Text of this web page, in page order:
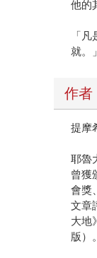
他的
「
就。
作者
提摩
耶魯
曾獲
會獎
文章
大地
版）。